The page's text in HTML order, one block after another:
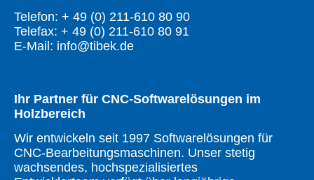
Ihr Partner für CNC-Softwarelösungen im
Holzbereich
Wir entwickeln seit 1997 Softwarelösungen für
CNC-Bearbeitungsmaschinen. Unser stetig
wachsendes, hochspezialisiertes
Telefon: + 49 (0) 211-610 80 90
Telefax: + 49 (0) 211-610 80 91
E-Mail: info@tibek.de